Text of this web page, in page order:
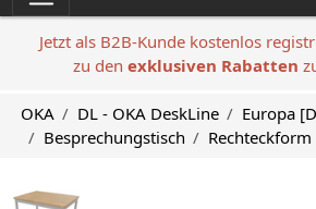
Jetzt als B2B-Kunde kostenlos
zu den exklusiven Rabatten
OKA DL - OKA DeskLine
Europa
Besprechungstisch
Rechteckform